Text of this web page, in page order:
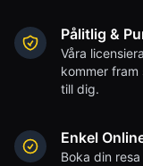
Pålitlig &
Våra
kommer
till dig.
Enkel
Boka din